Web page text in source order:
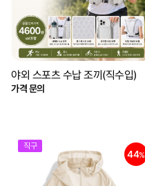
야외 스포츠 수납 조끼(직수입)
가격 문의
직구
44%